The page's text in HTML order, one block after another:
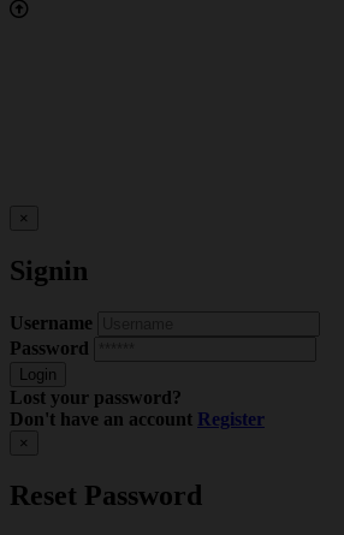
×
Signin
Username
Password
Lost your password?
Don't have an account Register
×
Reset Password